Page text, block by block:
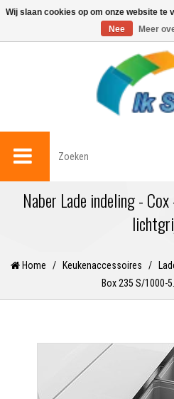
0
Naber Lade indeling -
Home / Keukenaccessoires /
Box 235 S/1000-
Wij slaan cookies op om onze website te
Nee
Meer